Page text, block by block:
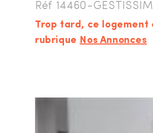
Réf 14460-
Trop tard, ce logement
rubrique Nos Annonces